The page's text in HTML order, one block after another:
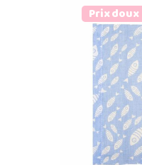
Prix doux